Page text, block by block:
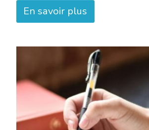
En savoir plus